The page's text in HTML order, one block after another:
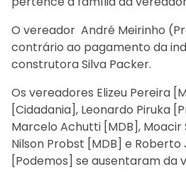
O vereador André Meirinho
contrário ao pagamento da
construtora Silva Packer.
Os vereadores Elizeu Pereira
[Cidadania], Leonardo Piruka
Marcelo Achutti [MDB], Moacir
Nilson Probst [MDB] e Roberto
[Podemos] se ausentaram da